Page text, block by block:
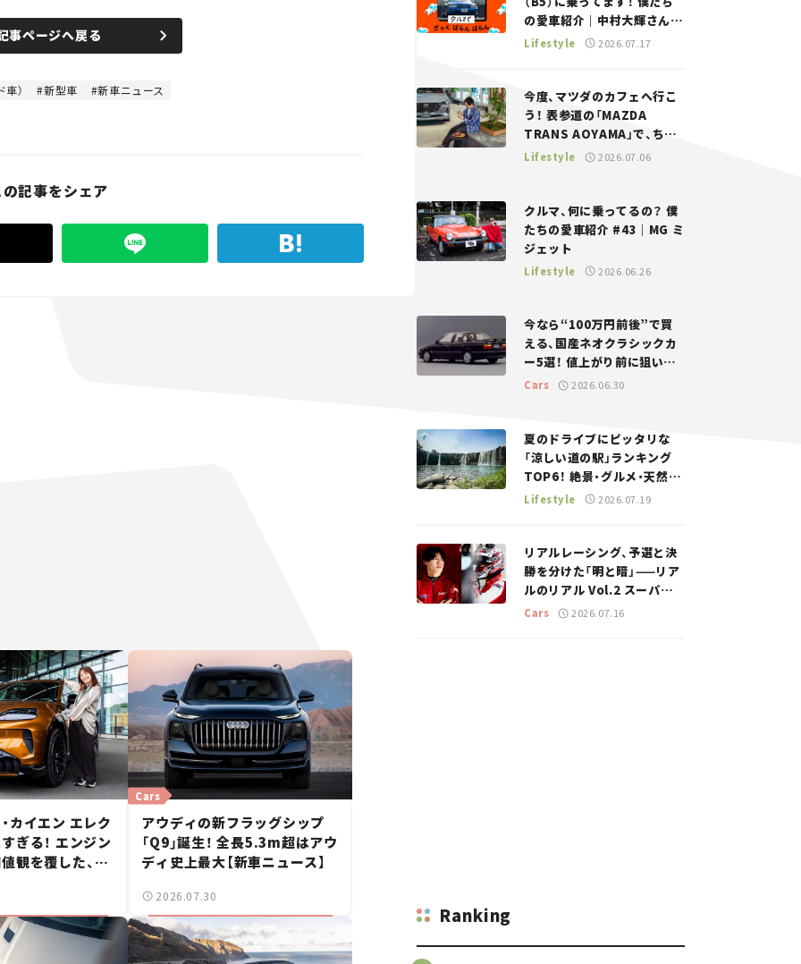
事ページへ戻る
） 新型車 新車ニュース
の記事をシェア
カイエン エレク
ぎる！ エンジン
観を覆した、新
Cars
アウディの新フラッグシップ
「Q9」誕生！ 全長5.3m超はアウ
ディ史上最大【新車ニュース】
2026.07.30
の愛車紹介｜中村大輝さん
——瀬イオナと嶋田智之の
Lifestyle 2026.07.17
今度、マツダのカフェへ行こ
う！ 表参道の「MAZDA
TRANS AOYAMA」で、ちょ
っとひと息。——連載｜CCG
Lifestyle 2026.07.06
クルマ、何に乗ってるの？ 僕
たちの愛車紹介 #43｜MG ミ
ジェット
Lifestyle 2026.06.26
今なら“100万円前後”で買
える、国産ネオクラシックカ
ー5選！ 値上がり前に狙いた
い、中古車探しをお手伝い――ち
Cars 2026.06.30
夏のドライブにピッタリな
「涼しい道の駅」ランキング
TOP6！ 絶景・グルメ・天然ク
ーラーなど、避暑におすすめ
Lifestyle 2026.07.19
リアルレーシング、予選と決
勝を分けた「明と暗」——リア
ルのリアル Vol.2 スーパー
GT 2026開幕戦 岡山国際サ
Cars 2026.07.16
Ranking